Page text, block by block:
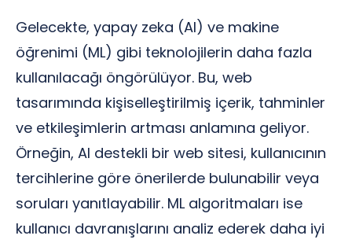
Gelecekte, yapay zeka (AI) ve makine
öğrenimi (ML) gibi teknolojilerin daha fazla
kullanılacağı öngörülüyor. Bu, web
tasarımında kişiselleştirilmiş içerik, tahminler
ve etkileşimlerin artması anlamına geliyor.
Örneğin, AI destekli bir web sitesi, kullanıcının
tercihlerine göre önerilerde bulunabilir veya
soruları yanıtlayabilir. ML algoritmaları ise
kullanıcı davranışlarını analiz ederek daha iyi